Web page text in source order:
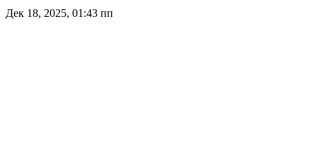
Дек 18, 2025, 01:43 пп